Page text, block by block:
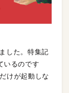
した。特集記
いるのです
けが起動しな